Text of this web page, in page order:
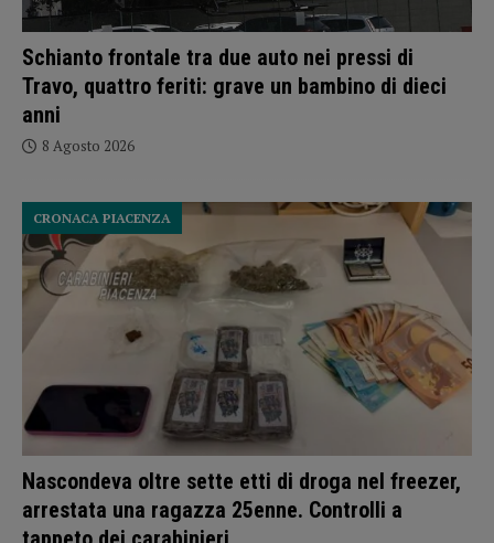
Schianto frontale tra due auto nei pressi di
Travo, quattro feriti: grave un bambino di dieci
anni
8 Agosto 2026
Nascondeva oltre sette etti di droga nel freezer,
arrestata una ragazza 25enne. Controlli a
CRONACA PIACENZA